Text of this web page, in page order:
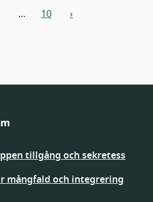
… 10 nästa
›
tillgång och sekretess
mångfald och integrering